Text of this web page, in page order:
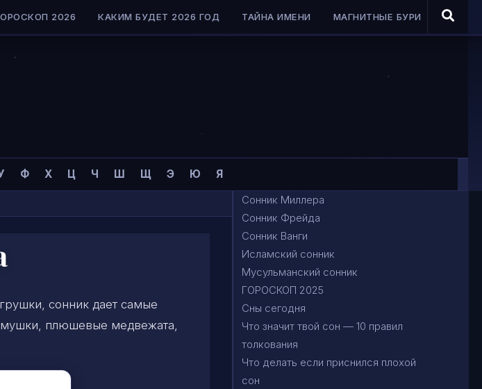
2026 КАКИМ БУДЕТ 2026 ГОД ТАЙНА ИМЕНИ МАГНИТНЫЕ БУРИ
Ф Х Ц Ч Ш Щ Э Ю Я
сонник дает самые
плюшевые медвежата,
Сонник Миллера
Сонник Фрейда
Сонник Ванги
Исламский сонник
Мусульманский сонник
ГОРОСКОП 2025
Сны сегодня
Что значит твой сон — 10 правил
толкования
Что делать если приснился плохой
сон